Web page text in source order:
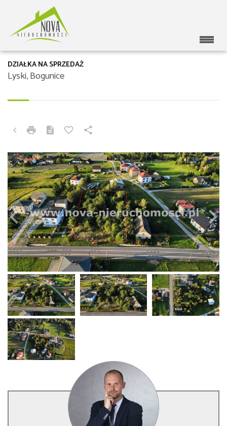
Lyski, Bogunice
DZIAŁKA NA SPRZEDAŻ